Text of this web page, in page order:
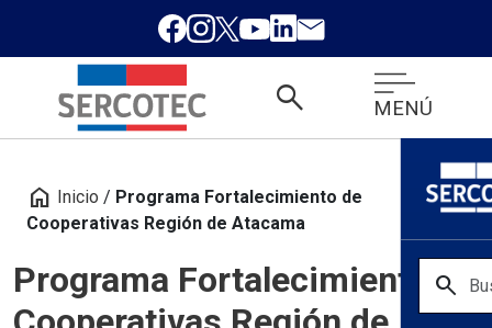
search MENÚ
search
home Inicio / Programa Fortalecimiento de
Cooperativas Región de Atacama
Programa Fortalecimiento de